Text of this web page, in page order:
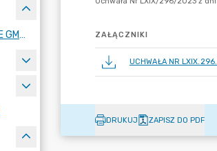
PLANY, PROGRAMY I STRATEGIE GMINY ZAŁĄCZNIKI
UCHWAŁA NR
DRUKUJ ZAPISZ DO PDF